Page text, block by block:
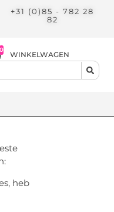
+31 (0)85 - 782 28
82
WINKELWAGEN
0
heb